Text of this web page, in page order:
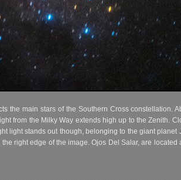
the main stars of the Southern Cross constellation.
from the Milky Way extends high up to the Zenith.
light stands out though, belonging to the giant planet
right edge of the image. Ojos Del Salar, are located